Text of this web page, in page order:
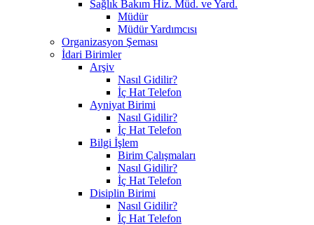
Sağlık Bakım Hiz. Müd. ve Yard.
Müdür
Müdür Yardımcısı
Organizasyon Şeması
İdari Birimler
Arşiv
Nasıl Gidilir?
İç Hat Telefon
Ayniyat Birimi
Nasıl Gidilir?
İç Hat Telefon
Bilgi İşlem
Birim Çalışmaları
Nasıl Gidilir?
İç Hat Telefon
Disiplin Birimi
Nasıl Gidilir?
İç Hat Telefon